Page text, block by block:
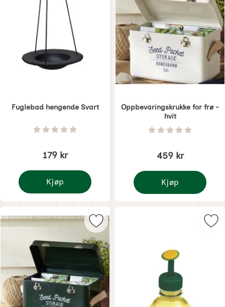
Fuglebad hengende Svart
Varenummer 5933Vurdering: 0 Stjerne av 5
179 kr
Kjøp
Fuglebad hengende Svart
Oppbevaringskrukke for frø -
hvit
Varenummer 6069Vurdering: 0
459 kr
Kjøp
Oppbevaringskrukke
Merk oppbevaringskrukke for frø